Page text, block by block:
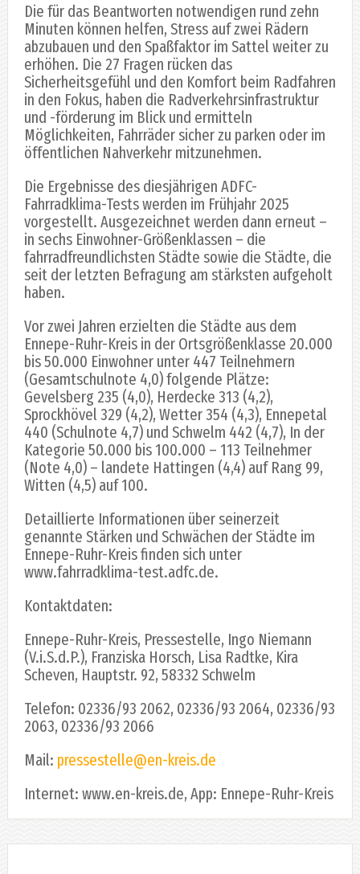
Die für das Beantworten notwendigen rund zehn
Minuten können helfen, Stress auf zwei Rädern
abzubauen und den Spaßfaktor im Sattel weiter zu
erhöhen. Die 27 Fragen rücken das
Sicherheitsgefühl und den Komfort beim Radfahren
in den Fokus, haben die Radverkehrsinfrastruktur
und -förderung im Blick und ermitteln
Möglichkeiten, Fahrräder sicher zu parken oder im
öffentlichen Nahverkehr mitzunehmen.
Die Ergebnisse des diesjährigen ADFC-
Fahrradklima-Tests werden im Frühjahr 2025
vorgestellt. Ausgezeichnet werden dann erneut –
in sechs Einwohner-Größenklassen – die
fahrradfreundlichsten Städte sowie die Städte, die
seit der letzten Befragung am stärksten aufgeholt
haben.
Vor zwei Jahren erzielten die Städte aus dem
Ennepe-Ruhr-Kreis in der Ortsgrößenklasse 20.000
bis 50.000 Einwohner unter 447 Teilnehmern
(Gesamtschulnote 4,0) folgende Plätze:
Gevelsberg 235 (4,0), Herdecke 313 (4,2),
Sprockhövel 329 (4,2), Wetter 354 (4,3), Ennepetal
440 (Schulnote 4,7) und Schwelm 442 (4,7), In der
Kategorie 50.000 bis 100.000 – 113 Teilnehmer
(Note 4,0) – landete Hattingen (4,4) auf Rang 99,
Witten (4,5) auf 100.
Detaillierte Informationen über seinerzeit
genannte Stärken und Schwächen der Städte im
Ennepe-Ruhr-Kreis finden sich unter
www.fahrradklima-test.adfc.de.
Kontaktdaten:
Ennepe-Ruhr-Kreis, Pressestelle, Ingo Niemann
(V.i.S.d.P.), Franziska Horsch, Lisa Radtke, Kira
Scheven, Hauptstr. 92, 58332 Schwelm
Telefon: 02336/93 2062, 02336/93 2064, 02336/93
2063, 02336/93 2066
Mail: pressestelle@en-kreis.de
Internet: www.en-kreis.de, App: Ennepe-Ruhr-Kreis